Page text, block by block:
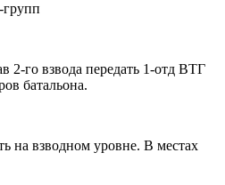
групп
2-го взвода передать 1-отд ВТГ
батальона.
на взводном уровне. В местах